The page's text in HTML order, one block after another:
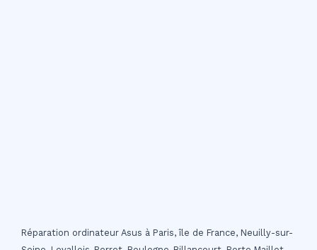
Réparation ordinateur Asus à Paris, île de France, Neuilly-sur-